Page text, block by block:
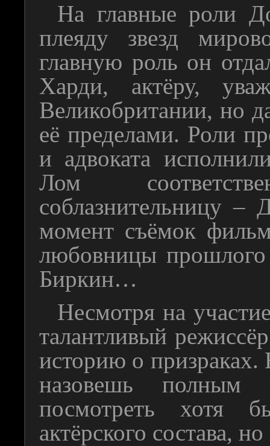
На главные роли
плеяду звезд
главную роль он
Харди, актёру,
Великобритании, но
её пределами. Роли
и адвоката
Лом
соблазнительницу –
момент съёмок
любовницы
Биркин…
Несмотря на
талантливый
историю о призраках.
назовешь
посмотреть хотя
актёрского состава,